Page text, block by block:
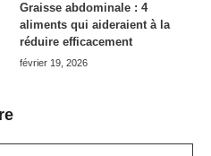
Graisse abdominale : 4
aliments qui aideraient à la
réduire efficacement
février 19, 2026